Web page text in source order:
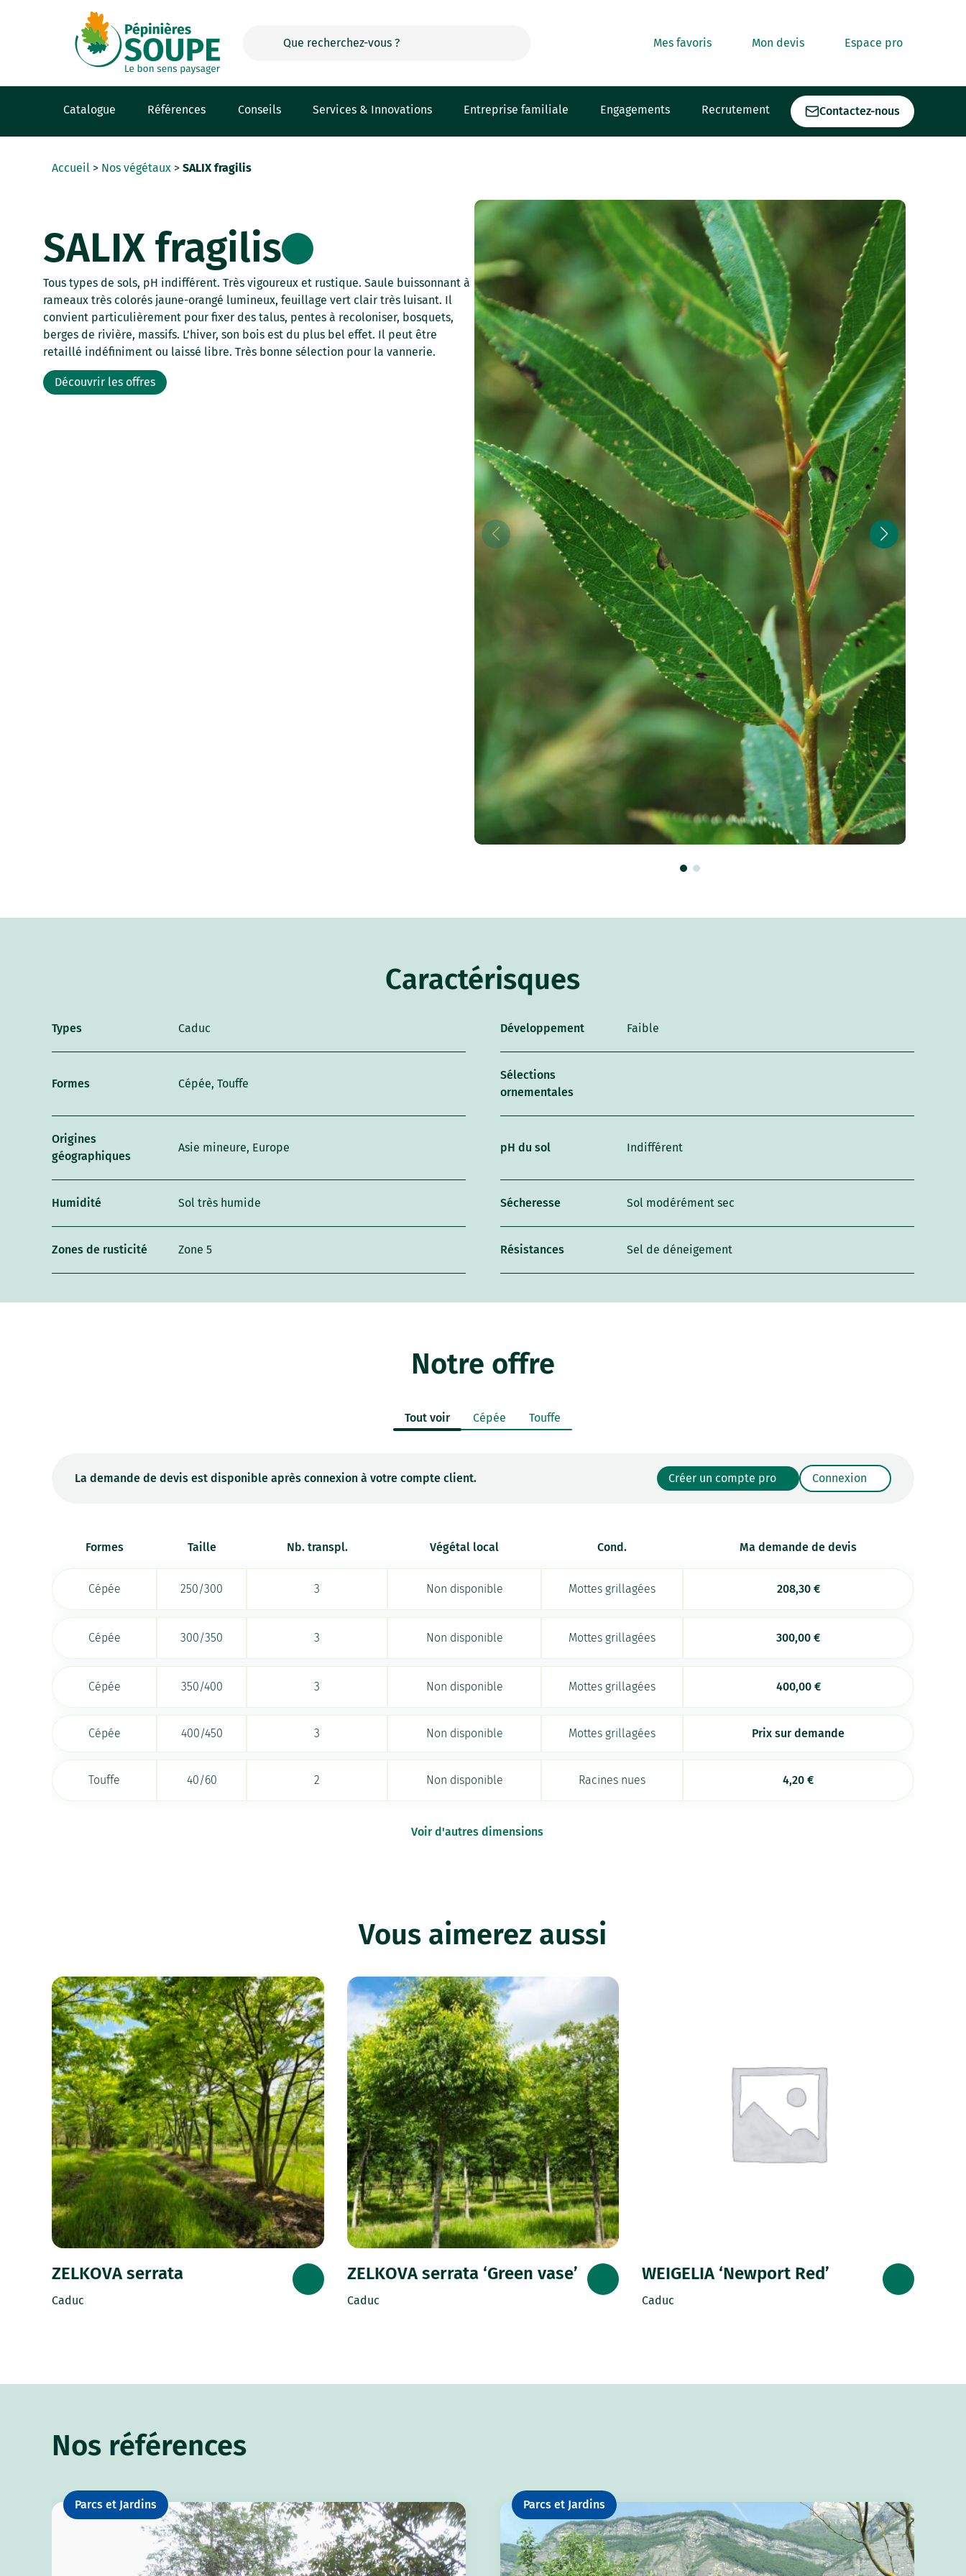
Mes favoris Mon devis Espace pro
Catalogue Références Conseils Services & Innovations Entreprise familiale Engagements Recrutement Contactez-nous
Accueil > Nos végétaux >SALIX fragilis
SALIX fragilis
Tous types de sols, pH indifférent. Très vigoureux et rustique. Saule buissonnant à
rameaux très colorés jaune-orangé lumineux, feuillage vert clair très luisant. Il
convient particulièrement pour fixer des talus, pentes à recoloniser, bosquets,
berges de rivière, massifs. L’hiver, son bois est du plus bel effet. Il peut être
retaillé indéfiniment ou laissé libre. Très bonne sélection pour la vannerie.
Découvrir les offres
Caractérisques
Types Caduc Développement Faible
Formes Cépée, Touffe
Sélections
ornementales
Origines
géographiques
Asie mineure, Europe pH du sol Indifférent
Humidité Sol très humide Sécheresse Sol modérément sec
Zones de rusticité Zone 5 Résistances Sel de déneigement
Notre offre
Tout voir Cépée Touffe
La demande de devis est disponible après connexion à votre compte client. Créer un compte pro Connexion
Formes Taille Nb. transpl. Végétal local Cond. Ma demande de devis
Cépée 250/300 3 Non disponible Mottes grillagées 208,30 €
Cépée 300/350 3 Non disponible Mottes grillagées 300,00€
Cépée 350/400 3 Non disponible Mottes grillagées 400,00 €
Cépée 400/450 3 Non disponible Mottes grillagées Prix sur demande
Touffe 40/60 2 Non disponible Racines nues 4,20€
Voir d'autres dimensions
Vous aimerez aussi
ZELKOVA serrata
Caduc
ZELKOVA serrata ‘Green vase’
Caduc
WEIGELIA ‘Newport Red’
Caduc
Nos références
Parcs et Jardins Parcs et Jardins